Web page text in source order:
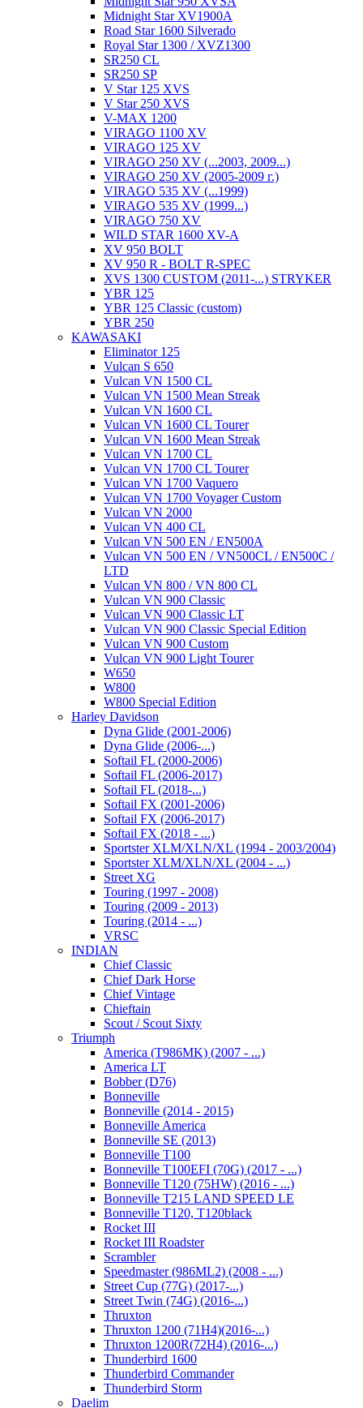
Midnight Star XV1900A
Road Star 1600 Silverado
Royal Star 1300 / XVZ1300
SR250 CL
SR250 SP
V Star 125 XVS
V Star 250 XVS
V-MAX 1200
VIRAGO 1100 XV
VIRAGO 125 XV
VIRAGO 250 XV (...2003, 2009...)
VIRAGO 250 XV (2005-2009 г.)
VIRAGO 535 XV (...1999)
VIRAGO 535 XV (1999...)
VIRAGO 750 XV
WILD STAR 1600 XV-A
XV 950 BOLT
XV 950 R - BOLT R-SPEC
XVS 1300 CUSTOM (2011-...) STRYKER
YBR 125
YBR 125 Classic (custom)
YBR 250
KAWASAKI
Eliminator 125
Vulcan S 650
Vulcan VN 1500 CL
Vulcan VN 1500 Mean Streak
Vulcan VN 1600 CL
Vulcan VN 1600 CL Tourer
Vulcan VN 1600 Mean Streak
Vulcan VN 1700 CL
Vulcan VN 1700 CL Tourer
Vulcan VN 1700 Vaquero
Vulcan VN 1700 Voyager Custom
Vulcan VN 2000
Vulcan VN 400 CL
Vulcan VN 500 EN / EN500A
Vulcan VN 500 EN / VN500CL / EN500C /
LTD
Vulcan VN 800 / VN 800 CL
Vulcan VN 900 Classic
Vulcan VN 900 Classic LT
Vulcan VN 900 Classic Special Edition
Vulcan VN 900 Custom
Vulcan VN 900 Light Tourer
W650
W800
W800 Special Edition
Harley Davidson
Dyna Glide (2001-2006)
Dyna Glide (2006-...)
Softail FL (2000-2006)
Softail FL (2006-2017)
Softail FL (2018-...)
Softail FX (2001-2006)
Softail FX (2006-2017)
Softail FX (2018 - ...)
Sportster XLM/XLN/XL (1994 - 2003/2004)
Sportster XLM/XLN/XL (2004 - ...)
Street XG
Touring (1997 - 2008)
Touring (2009 - 2013)
Touring (2014 - ...)
VRSC
INDIAN
Chief Classic
Chief Dark Horse
Chief Vintage
Chieftain
Scout / Scout Sixty
Triumph
America (T986MK) (2007 - ...)
America LT
Bobber (D76)
Bonneville
Bonneville (2014 - 2015)
Bonneville America
Bonneville SE (2013)
Bonneville T100
Bonneville T100EFI (70G) (2017 - ...)
Bonneville T120 (75HW) (2016 - ...)
Bonneville T215 LAND SPEED LE
Bonneville T120, T120black
Rocket III
Rocket III Roadster
Scrambler
Speedmaster (986ML2) (2008 - ...)
Street Cup (77G) (2017-...)
Street Twin (74G) (2016-...)
Thruxton
Thruxton 1200 (71H4)(2016-...)
Thruxton 1200R(72H4) (2016-...)
Thunderbird 1600
Thunderbird Commander
Thunderbird Storm
Daelim